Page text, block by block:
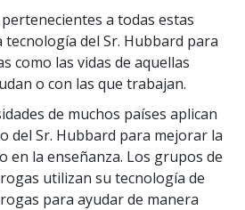
a todas estas
del Sr. Hubbard para
como las vidas de aquellas
o con las que trabajan.
de muchos países aplican
del Sr. Hubbard para mejorar la
en la enseñanza. Los grupos de
utilizan su tecnología de
para ayudar de manera